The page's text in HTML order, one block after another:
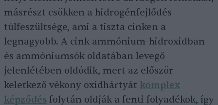
másrészt csökken a hidrogénfejlődés
túlfeszültsége, ami a tiszta cinken a
legnagyobb. A cink ammónium-hidroxidban
és ammóniumsók oldatában levegő
jelenlétében oldódik, mert az először
keletkező vékony oxidhártyát komplex
képződés folytán oldják a fenti folyadékok, így